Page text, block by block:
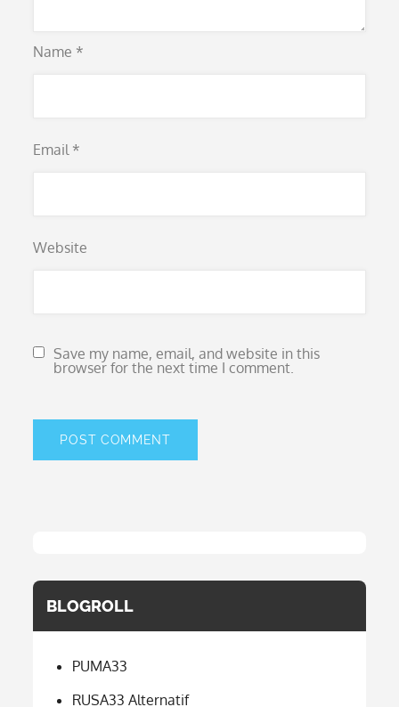
Name *
Email *
Website
Save my name, email, and website in this
browser for the next time I comment.
BLOGROLL
PUMA33
RUSA33 Alternatif